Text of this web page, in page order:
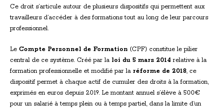
Ce droit s’articule autour de plusieurs dispositifs qui permettent aux
travailleurs d’accéder à des formations tout au long de leur parcours
professionnel.
Le Compte Personnel de Formation (CPF) constitue le pilier
central de ce système. Créé par la loi du 5 mars 2014 relative à la
formation professionnelle et modifié par la réforme de 2018, ce
dispositif permet à chaque actif de cumuler des droits à la formation,
exprimés en euros depuis 2019. Le montant annuel s’élève à 500€
pour un salarié à temps plein ou à temps partiel, dans la limite d’un